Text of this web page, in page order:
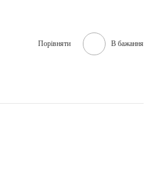
Порівняти В бажання